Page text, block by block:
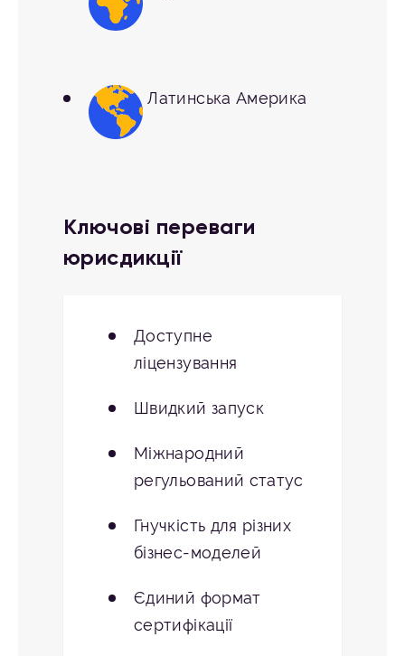
Латинська Америка
Ключові переваги
юрисдикції
Доступне
ліцензування
Швидкий запуск
Міжнародний
регульований статус
Гнучкість для різних
бізнес-моделей
Єдиний формат
сертифікації